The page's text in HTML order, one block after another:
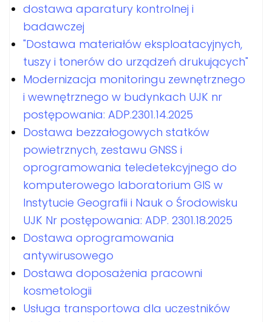
dostawa aparatury kontrolnej i
badawczej
"Dostawa materiałów eksploatacyjnych,
tuszy i tonerów do urządzeń drukujących"
Modernizacja monitoringu zewnętrznego
i wewnętrznego w budynkach UJK nr
postępowania: ADP.2301.14.2025
Dostawa bezzałogowych statków
powietrznych, zestawu GNSS i
oprogramowania teledetekcyjnego do
komputerowego laboratorium GIS w
Instytucie Geografii i Nauk o Środowisku
UJK Nr postępowania: ADP. 2301.18.2025
Dostawa oprogramowania
antywirusowego
Dostawa doposażenia pracowni
kosmetologii
Usługa transportowa dla uczestników